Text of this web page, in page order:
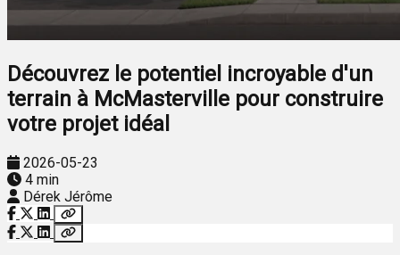
Découvrez le potentiel incroyable d'un
terrain à McMasterville pour construire
votre projet idéal
2026-05-23
4 min
Dérek Jérôme